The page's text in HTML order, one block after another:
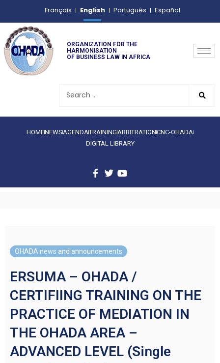
Français English Português Español
ORGANIZATION FOR THE
HARMONISATION
OF BUSINESS LAW IN AFRICA
HOMENEWS AGENDATRAINING ARBITRATIONCNC-OHADA
DIGITAL LIBRARY
OHADA news and announcements
ERSUMA – OHADA /
CERTIFIING TRAINING ON THE
PRACTICE OF MEDIATION IN
THE OHADA AREA –
ADVANCED LEVEL (Single